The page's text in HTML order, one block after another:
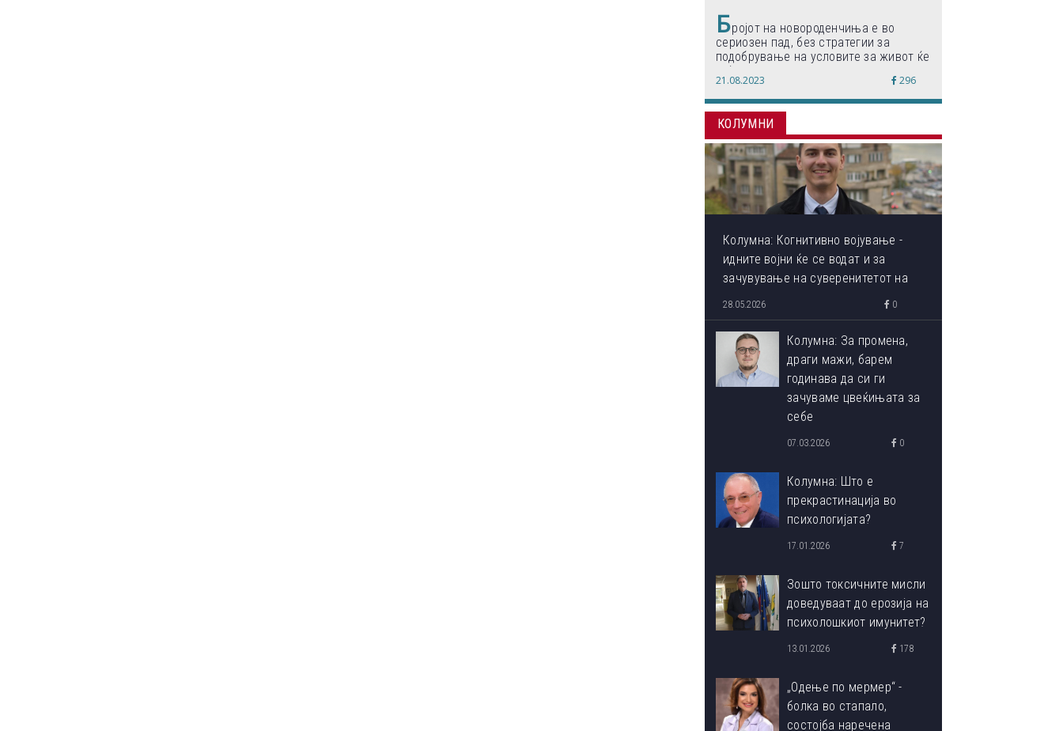
Бројот на новороденчиња е во
сериозен пад, без стратегии за
подобрување на условите за живот ќе
дојде до затворање на училишта,
предупредуваат експертите
21.08.2023 296
КОЛУМНИ
Колумна: Когнитивно војување -
идните војни ќе се водат и за
зачувување на суверенитетот на
сопствениот ум
28.05.2026 0
Колумна: За промена,
драги мажи, барем
годинава да си ги
зачуваме цвеќињата за
себе
07.03.2026 0
Колумна: Што е
прекрастинација во
психологијата?
17.01.2026 7
Зошто токсичните мисли
доведуваат до ерозија на
психолошкиот имунитет?
13.01.2026 178
„Одење по мермер“ -
болка во стапало,
состојба наречена